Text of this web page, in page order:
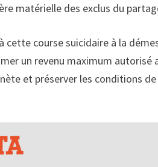
matérielle des exclus du
cette course suicidaire à la
un revenu maximum
et préserver les conditions